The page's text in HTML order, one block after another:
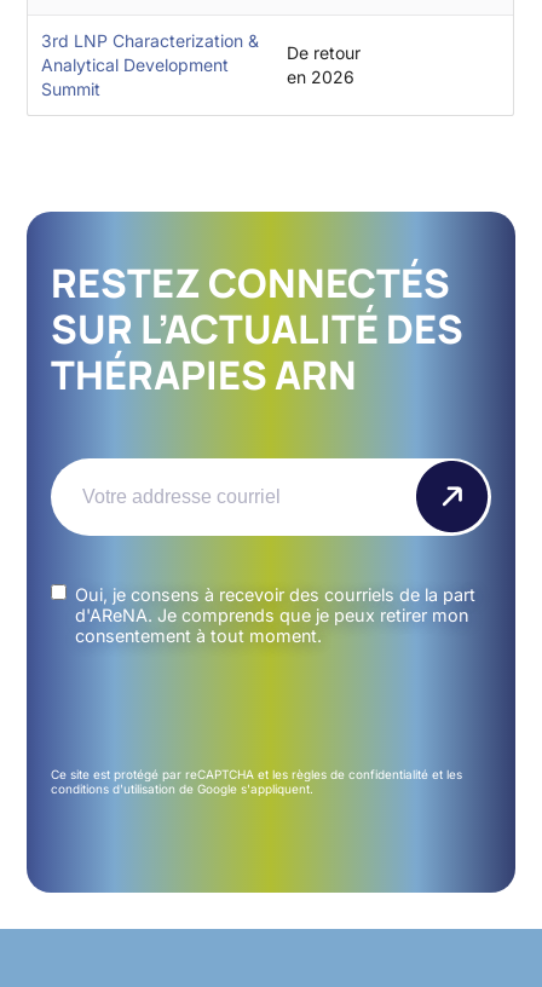
3rd LNP Characterization &
Analytical Development
Summit
De retour
en 2026
RESTEZ CONNECTÉS
SUR L’ACTUALITÉ DES
THÉRAPIES ARN
Email(Nécessaire)
Untitled(Nécessaire)
Oui, je consens à recevoir des courriels de la part
d'AReNA. Je comprends que je peux retirer mon
consentement à tout moment.
Ce site est protégé par reCAPTCHA et lesrègles de confidentialité et les
conditions d'utilisation de Google s'appliquent.